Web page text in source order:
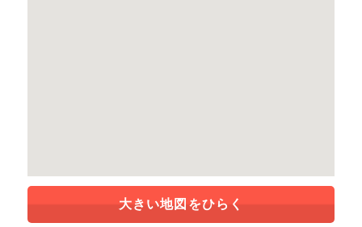
大きい地図をひらく